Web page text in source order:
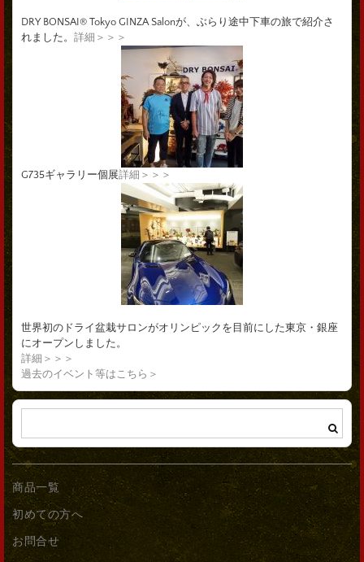
DRY BONSAI® Tokyo GINZA Salonが、ぶらり途中下車の旅で紹介さ
れました。 詳細＞＞＞
G735ギャラリー個展詳細＞＞＞
世界初のドライ盆栽サロンがオリンピックを目前にした東京・銀座
にオープンしました。
詳細＞＞＞
過去のイベント等はこちら＞
商品一覧
初めての方へ
お問合せ